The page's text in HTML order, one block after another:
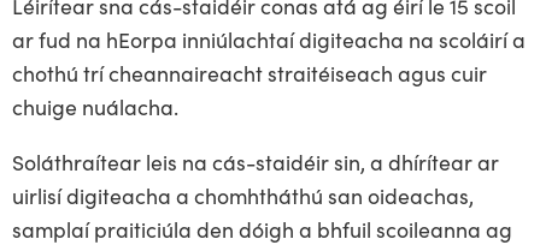
ar fud na hEorpa inniúlachtaí digiteacha na scoláirí a
chothú trí cheannaireacht straitéiseach agus cuir
chuige nuálacha.
Soláthraítear leis na cás-staidéir sin, a dhírítear ar
uirlisí digiteacha a chomhtháthú san oideachas,
samplaí praiticiúla den dóigh a bhfuil scoileanna ag